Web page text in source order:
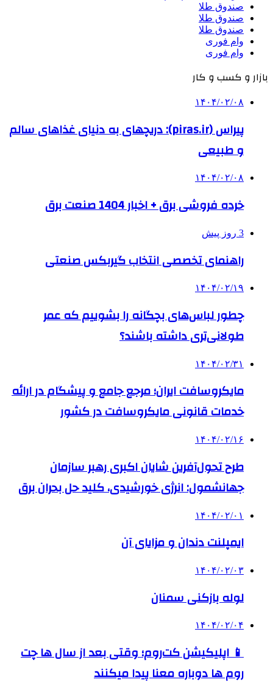
صندوق طلا
صندوق طلا
صندوق طلا
وام فوری
وام فوری
بازار و کسب و کار
۱۴۰۴/۰۲/۰۸
پیراس (piras.ir): دریچهای به دنیای غذاهای سالم
و طبیعی
۱۴۰۴/۰۲/۰۸
خرده فروشی برق + اخبار 1404 صنعت برق
3 روز پیش
راهنمای تخصصی انتخاب گیربکس صنعتی
۱۴۰۴/۰۲/۱۹
چطور لباس‌های بچگانه را بشوییم که عمر
طولانی‌تری داشته باشند؟
۱۴۰۴/۰۲/۳۱
مایکروسافت ایران؛ مرجع جامع و پیشگام در ارائه
خدمات قانونی مایکروسافت در کشور
۱۴۰۴/۰۲/۱۶
طرح تحول‌آفرین شایان اکبری رهبر سازمان
جهانشمول: انرژی خورشیدی، کلید حل بحران برق
۱۴۰۴/۰۲/۰۱
ایمپلنت دندان و مزایای آن
۱۴۰۴/۰۲/۰۳
لوله بازکنی سمنان
۱۴۰۴/۰۲/۰۴
📱 اپلیکیشن کت‌روم؛ وقتی بعد از سال ها چت
روم ها دوباره معنا پیدا میکنند